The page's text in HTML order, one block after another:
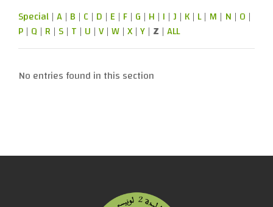
Special | A | B | C | D | E | F | G | H | I | J | K | L| M | N | O |
P | Q | R | S | T | U | V | W | X | Y | Z | ALL
No entries found in this section